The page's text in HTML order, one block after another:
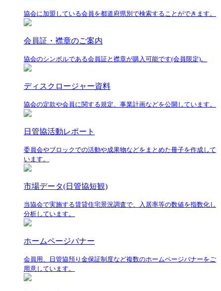
協会に加盟している会員を都道府県別で検索することができます。
会員証・襟章のご案内
協会のシンボルである会員証と襟章が購入可能です(会員限定)。
ディスクロージャー資料
協会の定款や会員に関する規定、事業計画などを公開しています。
日管協活動レポート
委員会やブロックでの活動や成果物などをまとめた冊子を作成して
います。
市場データ(日管協短観)
当協会で実施する賃貸住宅景況調査で、入居率等の数値を指数化し
分析しています。
ホームページバナー
会員用、日管協預り金保証制度など複数のホームページバナーをご
用意しています。